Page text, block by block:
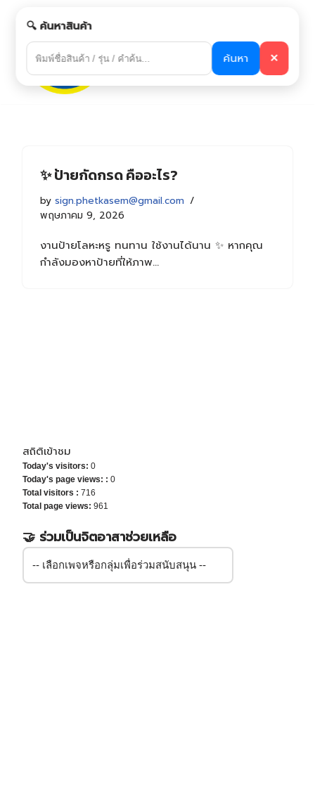
🔍 ค้นหาสินค้า
ค้นหา ✕
Skip
content
✨ ป้ายกัดกรด คืออะไร?
bysign.phetkasem@gmail.com
พฤษภาคม 9, 2026
งานป้ายโลหะหรู ทนทาน ใช้งานได้นาน ✨ หากคุณ
กำลังมองหาป้ายที่ให้ภาพ…
สถิติเข้าชม
Today's visitors:0
Today's page views: :0
Total visitors :716
Total page views:961
🤝 ร่วมเป็นจิตอาสาช่วยเหลือ